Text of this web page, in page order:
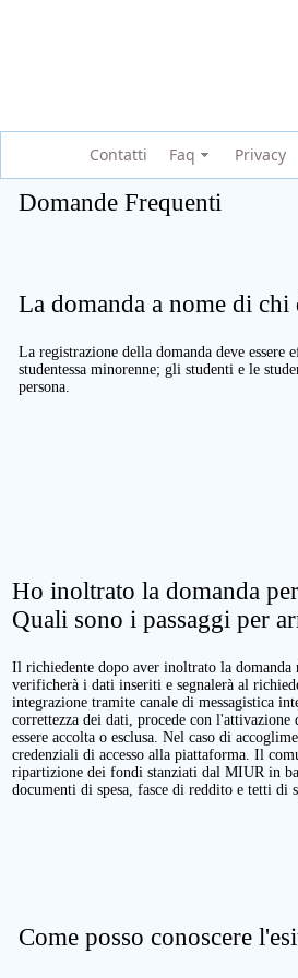
Contatti Faq Privacy
Domande Frequenti
La domanda a nome di chi
La registrazione della domanda deve
studentessa minorenne; gli studenti e le
persona.
Ho inoltrato la domanda
Quali sono i passaggi per
Il richiedente dopo aver inoltrato la
verificherà i dati inseriti e segnalerà al
integrazione tramite canale di messagistica
correttezza dei dati, procede con
essere accolta o esclusa. Nel caso di
credenziali di accesso alla piattaforma. Il
ripartizione dei fondi stanziati dal MIUR in
documenti di spesa, fasce di reddito e tetti di
Come posso conoscere